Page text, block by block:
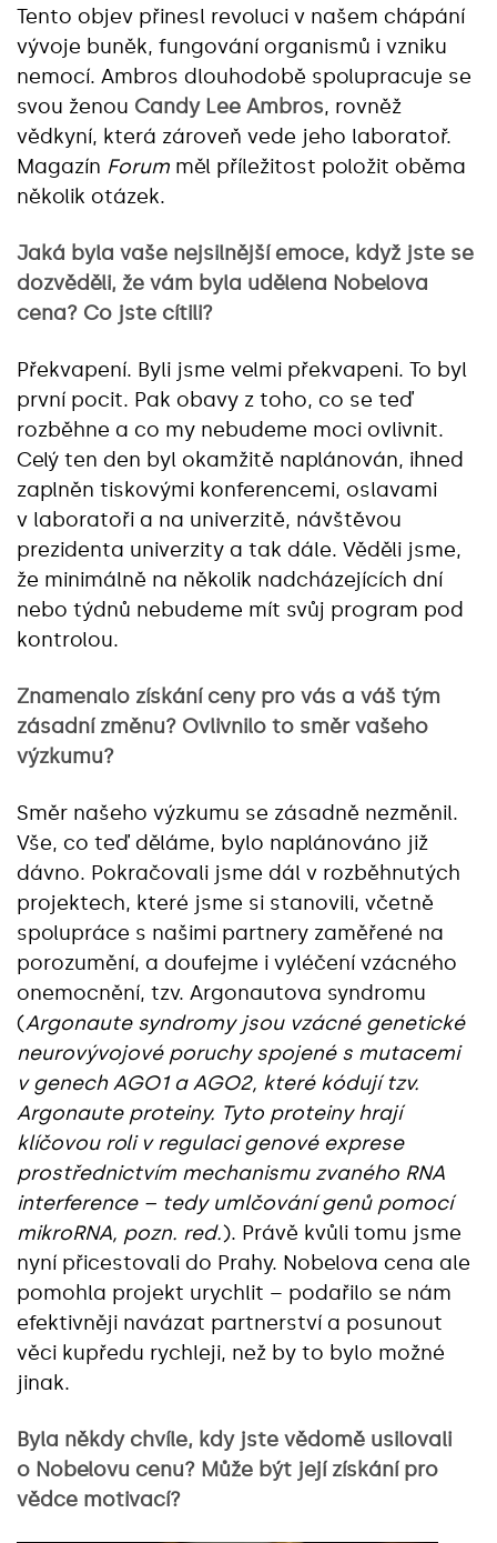
Tento objev přinesl revoluci v našem chápání
vývoje buněk, fungování organismů i vzniku
nemocí. Ambros dlouhodobě spolupracuje se
svou ženou Candy Lee Ambros, rovněž
vědkyní, která zároveň vede jeho laboratoř.
Magazín Forum měl příležitost položit oběma
několik otázek.
Jaká byla vaše nejsilnější emoce, když jste se
dozvěděli, že vám byla udělena Nobelova
cena? Co jste cítili?
Překvapení. Byli jsme velmi překvapeni. To byl
první pocit. Pak obavy z toho, co se teď
rozběhne a co my nebudeme moci ovlivnit.
Celý ten den byl okamžitě naplánován, ihned
zaplněn tiskovými konferencemi, oslavami
v laboratoři a na univerzitě, návštěvou
prezidenta univerzity a tak dále. Věděli jsme,
že minimálně na několik nadcházejících dní
nebo týdnů nebudeme mít svůj program pod
kontrolou.
Znamenalo získání ceny pro vás a váš tým
zásadní změnu? Ovlivnilo to směr vašeho
výzkumu?
Směr našeho výzkumu se zásadně nezměnil.
Vše, co teď děláme, bylo naplánováno již
dávno. Pokračovali jsme dál v rozběhnutých
projektech, které jsme si stanovili, včetně
spolupráce s našimi partnery zaměřené na
porozumění, a doufejme i vyléčení vzácného
onemocnění, tzv. Argonautova syndromu
(Argonaute syndromy jsou vzácné genetické
neurovývojové poruchy spojené s mutacemi
v genech AGO1 a AGO2, které kódují tzv.
Argonaute proteiny. Tyto proteiny hrají
klíčovou roli v regulaci genové exprese
prostřednictvím mechanismu zvaného RNA
interference – tedy umlčování genů pomocí
mikroRNA, pozn. red.). Právě kvůli tomu jsme
nyní přicestovali do Prahy. Nobelova cena ale
pomohla projekt urychlit – podařilo se nám
efektivněji navázat partnerství a posunout
věci kupředu rychleji, než by to bylo možné
jinak.
Byla někdy chvíle, kdy jste vědomě usilovali
o Nobelovu cenu? Může být její získání pro
vědce motivací?